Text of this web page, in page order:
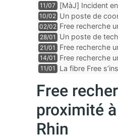
11/07
[MàJ] Incident
perturbations
10/02 Un poste de
Troyes dans le
02/02 Free recherche
28/01
Un poste de
du Haut-Rhin
21/01
Free recherche
département de
14/01
Free recherche
Rhin
11/01 La fibre Free
Free
proximité
Rhin